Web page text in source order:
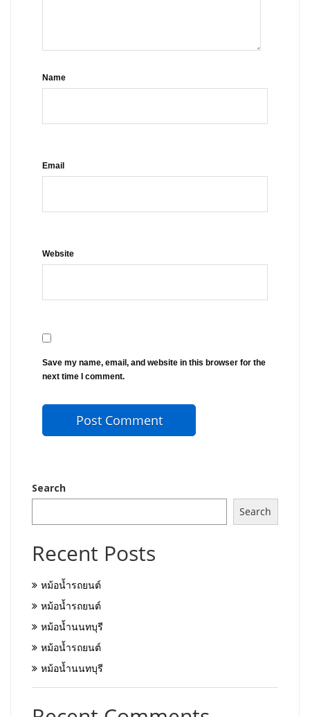
Name
Email
Website
Save my name, email, and website in this browser for the
next time I comment.
Search
Search
Recent Posts
หม้อน้ำรถยนต์
หม้อน้ำรถยนต์
หม้อน้ำนนทบุรี
หม้อน้ำรถยนต์
หม้อน้ำนนทบุรี